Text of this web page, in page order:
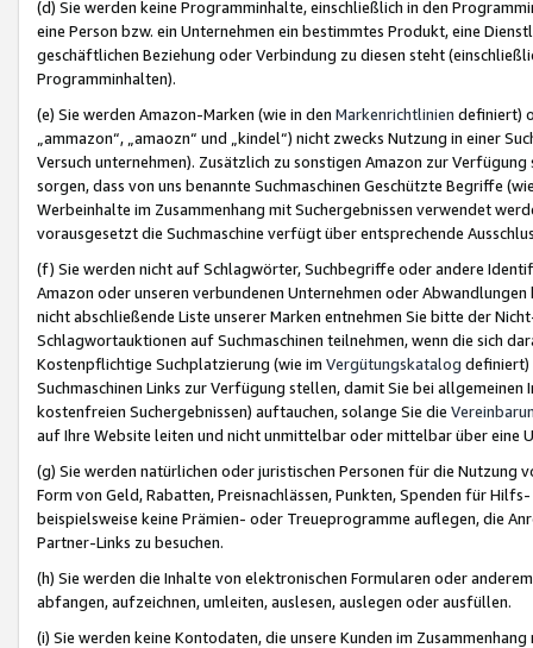
(d) Sie werden keine Programminhalte, einschließlich in den
eine Person bzw. ein Unternehmen ein bestimmtes Produkt, eine
geschäftlichen Beziehung oder Verbindung zu diesen steht
Programminhalten).
(e) Sie werden Amazon-Marken (wie in den Markenrichtlinien definiert)
„ammazon“, „amaozn“ und „kindel“) nicht zwecks Nutzung in einer
Versuch unternehmen). Zusätzlich zu sonstigen Amazon zur
sorgen, dass von uns benannte Suchmaschinen Geschützte Begriffe
Werbeinhalte im Zusammenhang mit Suchergebnissen verwendet
vorausgesetzt die Suchmaschine verfügt über entsprechende
(f) Sie werden nicht auf Schlagwörter, Suchbegriffe oder andere
Amazon oder unseren verbundenen Unternehmen oder
nicht abschließende Liste unserer Marken entnehmen Sie bitte der
Schlagwortauktionen auf Suchmaschinen teilnehmen, wenn die sich
Kostenpflichtige Suchplatzierung (wie im Vergütungskatalog definiert)
Suchmaschinen Links zur Verfügung stellen, damit Sie bei
kostenfreien Suchergebnissen) auftauchen, solange Sie die
auf Ihre Website leiten und nicht unmittelbar oder mittelbar über eine
(g) Sie werden natürlichen oder juristischen Personen für die Nutzung
Form von Geld, Rabatten, Preisnachlässen, Punkten, Spenden für
beispielsweise keine Prämien- oder Treueprogramme auflegen, die
Partner-Links zu besuchen.
(h) Sie werden die Inhalte von elektronischen Formularen oder
abfangen, aufzeichnen, umleiten, auslesen, auslegen oder ausfüllen.
(i) Sie werden keine Kontodaten, die unsere Kunden im